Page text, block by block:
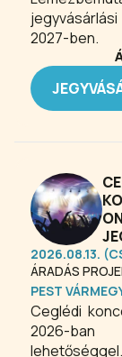
2027-ben.
2026.08.13.
ÁRADÁS
PEST
Ceglédi
2026-ban